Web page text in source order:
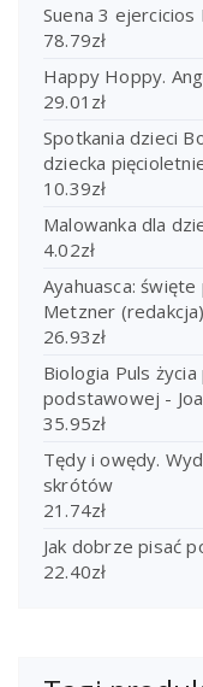
Suena 3 ejercicios
78.79zł
Happy Hoppy.
29.01 zł
Spotkania dzieci
dziecka
10.39zł
Malowanka dla
4.02zł
Ayahuasca:
Metzner (redakcja)
26.93zł
Biologia Puls
podstawowej -
35.95zł
Tędy i owędy.
skrótów
21.74zł
Jak dobrze pisać
22.40zł